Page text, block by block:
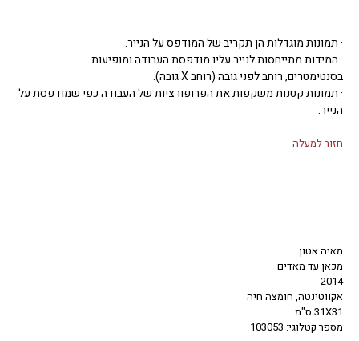
· תמונות מוגדלות הן תקריב של המודפס על הנייר.
· המידות מתייחסות לנייר עליו מודפסת העבודה ומופיעות
בסנטימטרים, רוחב לפני גובה (רוחב X גובה).
· תמונות קטנות משקפות את הפרופורציות של העבודה כפי שמודפסת על
הנייר.
חזור למעלה
מאיה אטון
מכאן עד מאדים
2014
אקווטינטה, חומצה חיה
31X31 ס"מ
מספר קטלוגי: 103053